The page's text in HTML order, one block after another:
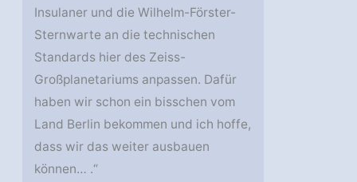
Insulaner und die Wilhelm-Förster-
Sternwarte an die technischen
Standards hier des Zeiss-
Großplanetariums anpassen. Dafür
haben wir schon ein bisschen vom
Land Berlin bekommen und ich hoffe,
dass wir das weiter ausbauen
können… .“